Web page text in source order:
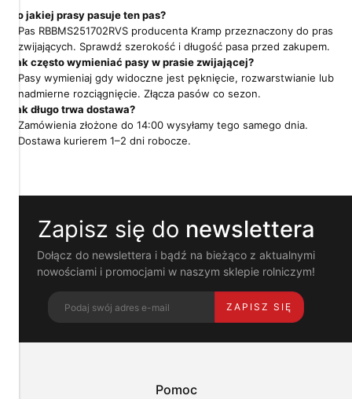
Do jakiej prasy pasuje ten pas?
Pas RBBMS251702RVS producenta Kramp przeznaczony do pras
zwijających. Sprawdź szerokość i długość pasa przed zakupem.
Jak często wymieniać pasy w prasie zwijającej?
Pasy wymieniaj gdy widoczne jest pęknięcie, rozwarstwianie lub
nadmierne rozciągnięcie. Złącza pasów co sezon.
Jak długo trwa dostawa?
Zamówienia złożone do 14:00 wysyłamy tego samego dnia.
Dostawa kurierem 1–2 dni robocze.
Zapisz się do newslettera
Dołącz do newslettera i bądź na bieżąco z aktualnymi
nowościami i promocjami w naszym sklepie rolniczym!
ZAPISZ SIĘ
Pomoc
Dbamy
o
Twoją
prywatność
Pliki
cookies
pokrewne
im
działanie
pomagają
dostosować
ofertę